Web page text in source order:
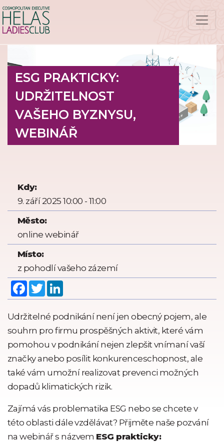
ESG PRAKTICKY:
UDRŽITELNOST
VAŠEHO BYZNYSU,
WEBINÁŘ
Kdy:
9. září 2025 10:00 - 11:00
Město:
online webinář
Místo:
z pohodlí vašeho zázemí
Facebook
Twitter
Udržitelné podnikání není jen obecný pojem, ale
souhrn pro firmu prospěšných aktivit, které vám
pomohou v podnikání nejen zlepšit vnímaní vaší
značky anebo posílit konkurenceschopnost, ale
také vám umožní realizovat prevenci možných
dopadů klimatických rizik.
Zajímá vás problematika ESG nebo se chcete v
této oblasti dále vzdělávat? Přijměte naše pozvání
na webinář s názvem ESG prakticky: